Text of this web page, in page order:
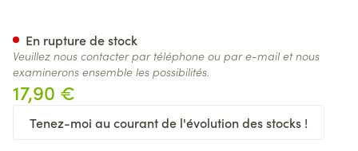
17,90 €
Tenez-moi au courant de l'évolution des stocks !
En rupture de stock
Veuillez nous contacter par téléphone ou par e-mail et nous
examinerons ensemble les possibilités.